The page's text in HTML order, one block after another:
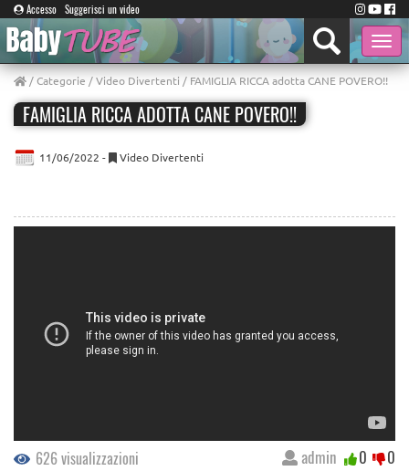
Accesso Suggerisci un video
Toggle
/Categorie /Video Divertenti / FAMIGLIA RICCA adotta CANE POVERO!!
FAMIGLIA RICCA ADOTTA CANE POVERO!!
11/06/2022 - Video Divertenti
626 visualizzazioni
admin 0 0